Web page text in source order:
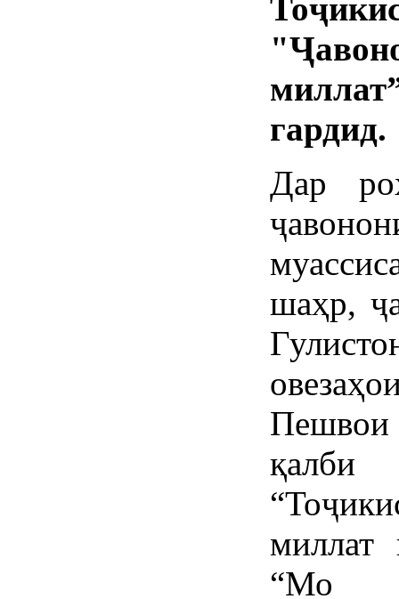
гардид.
Дар
шаҳр,
Пешвои
миллат
“Мо